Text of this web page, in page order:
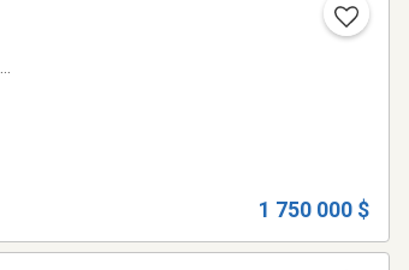
1 750 000 $